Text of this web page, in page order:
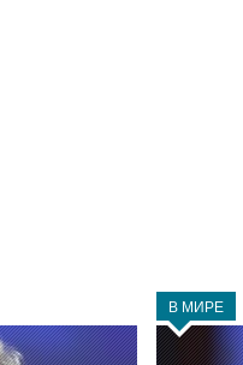
В МИРЕ